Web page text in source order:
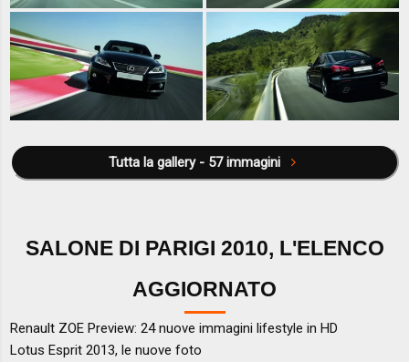
Tutta la gallery - 57 immagini
SALONE DI PARIGI 2010, L'ELENCO
AGGIORNATO
Renault ZOE Preview: 24 nuove immagini lifestyle in HD
Lotus Esprit 2013, le nuove foto